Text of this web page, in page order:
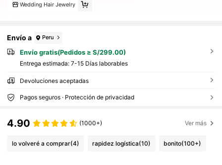
Wedding Hair Jewelry
Envío a Peru
Envío gratis(Pedidos ≥ S/299.00)
Entrega estimada: 7-15 Días laborables
Devoluciones aceptadas
Pagos seguros · Protección de privacidad
4.90 (1000+) Ver más
lo volveré a comprar(4) rapidez logística(10) bonito(100+)